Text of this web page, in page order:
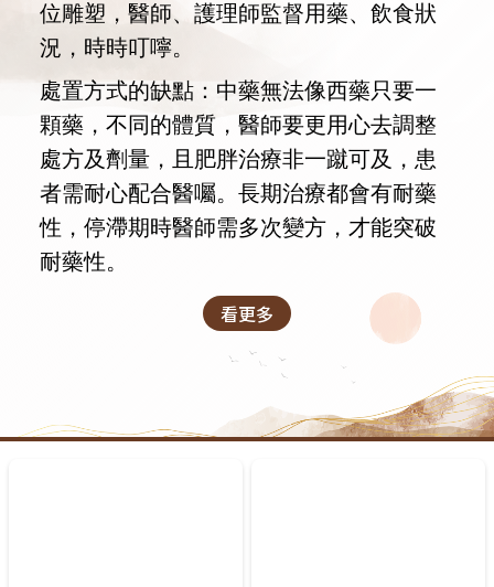
位雕塑，醫師、護理師監督用藥、飲食狀
況，時時叮嚀。
處置方式的缺點：中藥無法像西藥只要一
顆藥，不同的體質，醫師要更用心去調整
處方及劑量，且肥胖治療非一蹴可及，患
者需耐心配合醫囑。長期治療都會有耐藥
性，停滯期時醫師需多次變方，才能突破
耐藥性。
看更多